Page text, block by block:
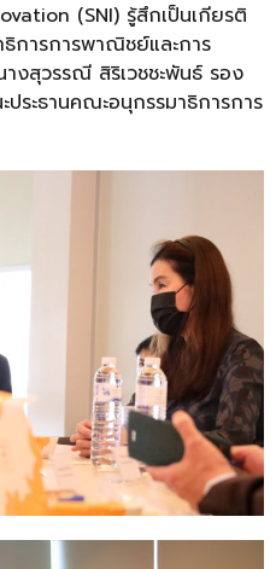
(SNI) รู้สึกเป็นเกียรติ
การการพาณิชย์และการ
งสุวรรณี สิริเวชชะพันธ์ รอง
ประธานคณะอนุกรรมาธิการการ